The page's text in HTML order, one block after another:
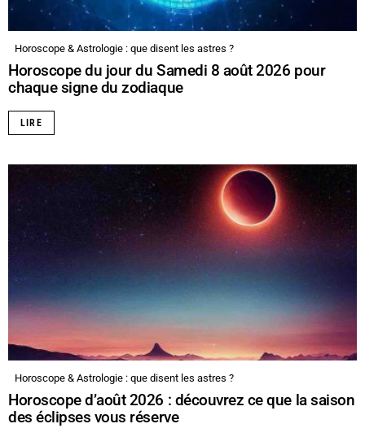
Horoscope & Astrologie : que disent les astres ?
Horoscope du jour du Samedi 8 août 2026 pour
chaque signe du zodiaque
LIRE
Horoscope & Astrologie : que disent les astres ?
Horoscope d’août 2026 : découvrez ce que la saison
des éclipses vous réserve